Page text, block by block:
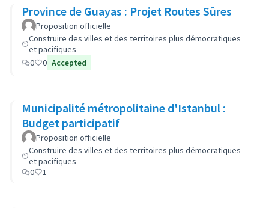
Province de Guayas : Projet Routes Sûres
Proposition officielle
Construire des villes et des territoires plus démocratiques
et pacifiques
0
0 Accepted
Municipalité métropolitaine d'Istanbul :
Budget participatif
Proposition officielle
Construire des villes et des territoires plus démocratiques
et pacifiques
0
1